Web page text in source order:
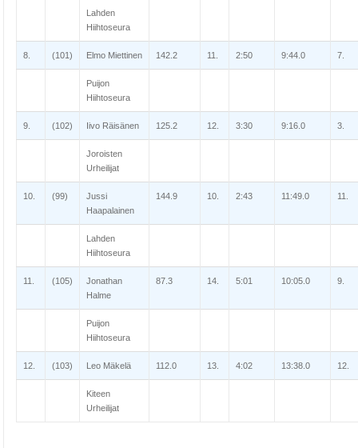
Lahden
Hiihtoseura
8. (101) Elmo Miettinen 142.2 11. 2:50 9:44.0 7.
Puijon
Hiihtoseura
9. (102) Iivo Räisänen 125.2 12. 3:30 9:16.0 3.
Joroisten
Urheilijat
10. (99)
Jussi
Haapalainen
144.9 10. 2:43 11:49.0 11.
Lahden
Hiihtoseura
11. (105)
Jonathan
Halme
87.3 14. 5:01 10:05.0 9.
Puijon
Hiihtoseura
12. (103) Leo Mäkelä 112.0 13. 4:02 13:38.0 12.
Kiteen
Urheilijat